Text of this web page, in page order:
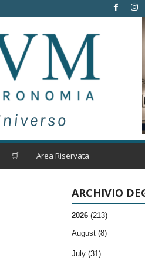
🛒 Area Riservata
ARCHIVIO
2026 (213)
August (8)
July (31)